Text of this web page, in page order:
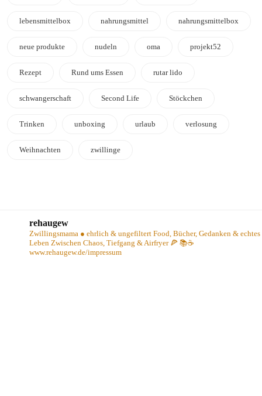
lebensmittelbox nahrungsmittel nahrungsmittelbox
neue produkte nudeln oma projekt52
Rezept Rund ums Essen rutar lido
schwangerschaft Second Life Stöckchen
Trinken unboxing urlaub verlosung
Weihnachten zwillinge
rehaugew
Zwillingsmama ● ehrlich & ungefiltert Food, Bücher, Gedanken & echtes
Leben Zwischen Chaos, Tiefgang & Airfryer 🍕 📚☕️
www.rehaugew.de/impressum